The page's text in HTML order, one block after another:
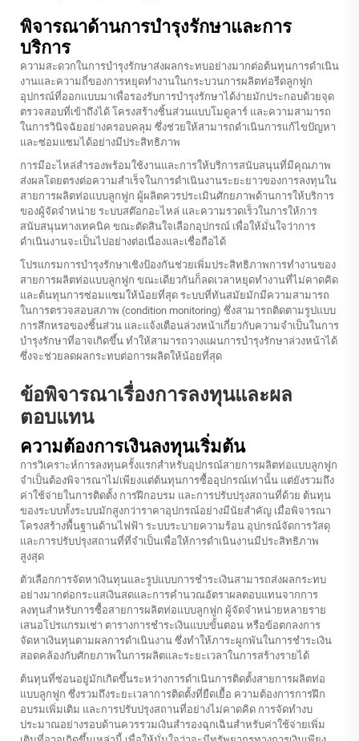
พิจารณาด้านการบำรุงรักษาและการ
บริการ
ความสะดวกในการบำรุงรักษาส่งผลกระทบอย่างมากต่อต้นทุนการดำเนิน
งานและความถี่ของการหยุดทำงานในกระบวนการผลิตท่อรีดลูกฟูก
อุปกรณ์ที่ออกแบบมาเพื่อรองรับการบำรุงรักษาได้ง่ายมักประกอบด้วยจุด
ตรวจสอบที่เข้าถึงได้ โครงสร้างชิ้นส่วนแบบโมดูลาร์ และความสามารถ
ในการวินิจฉัยอย่างครอบคลุม ซึ่งช่วยให้สามารถดำเนินการแก้ไขปัญหา
และซ่อมแซมได้อย่างมีประสิทธิภาพ
การมีอะไหล่สำรองพร้อมใช้งานและการให้บริการสนับสนุนที่มีคุณภาพ
ส่งผลโดยตรงต่อความสำเร็จในการดำเนินงานระยะยาวของการลงทุนใน
สายการผลิตท่อแบบลูกฟูก ผู้ผลิตควรประเมินศักยภาพด้านการให้บริการ
ของผู้จัดจำหน่าย ระบบสต๊อกอะไหล่ และความรวดเร็วในการให้การ
สนับสนุนทางเทคนิค ขณะตัดสินใจเลือกอุปกรณ์ เพื่อให้มั่นใจว่าการ
ดำเนินงานจะเป็นไปอย่างต่อเนื่องและเชื่อถือได้
โปรแกรมการบำรุงรักษาเชิงป้องกันช่วยเพิ่มประสิทธิภาพการทำงานของ
สายการผลิตท่อแบบลูกฟูก ขณะเดียวกันก็ลดเวลาหยุดทำงานที่ไม่คาดคิด
และต้นทุนการซ่อมแซมให้น้อยที่สุด ระบบที่ทันสมัยมักมีความสามารถ
ในการตรวจสอบสภาพ (condition monitoring) ซึ่งสามารถติดตามรูปแบบ
การสึกหรอของชิ้นส่วน และแจ้งเตือนล่วงหน้าเกี่ยวกับความจำเป็นในการ
บำรุงรักษาที่อาจเกิดขึ้น ทำให้สามารถวางแผนการบำรุงรักษาล่วงหน้าได้
ซึ่งจะช่วยลดผลกระทบต่อการผลิตให้น้อยที่สุด
ข้อพิจารณาเรื่องการลงทุนและผล
ตอบแทน
ความต้องการเงินลงทุนเริ่มต้น
การวิเคราะห์การลงทุนครั้งแรกสำหรับอุปกรณ์สายการผลิตท่อแบบลูกฟูก
จำเป็นต้องพิจารณาไม่เพียงแต่ต้นทุนการซื้ออุปกรณ์เท่านั้น แต่ยังรวมถึง
ค่าใช้จ่ายในการติดตั้ง การฝึกอบรม และการปรับปรุงสถานที่ด้วย ต้นทุน
ของระบบทั้งระบบมักสูงกว่าราคาอุปกรณ์อย่างมีนัยสำคัญ เมื่อพิจารณา
โครงสร้างพื้นฐานด้านไฟฟ้า ระบบระบายความร้อน อุปกรณ์จัดการวัสดุ
และการปรับปรุงสถานที่ที่จำเป็นเพื่อให้การดำเนินงานมีประสิทธิภาพ
สูงสุด
ตัวเลือกการจัดหาเงินทุนและรูปแบบการชำระเงินสามารถส่งผลกระทบ
อย่างมากต่อกระแสเงินสดและการคำนวณอัตราผลตอบแทนจากการ
ลงทุนสำหรับการซื้อสายการผลิตท่อแบบลูกฟูก ผู้จัดจำหน่ายหลายราย
เสนอโปรแกรมเช่า ตารางการชำระเงินแบบขั้นตอน หรือข้อตกลงการ
จัดหาเงินทุนตามผลการดำเนินงาน ซึ่งทำให้ภาระผูกพันในการชำระเงิน
สอดคล้องกับศักยภาพในการผลิตและระยะเวลาในการสร้างรายได้
ต้นทุนที่ซ่อนอยู่มักเกิดขึ้นระหว่างการดำเนินการติดตั้งสายการผลิตท่อ
แบบลูกฟูก ซึ่งรวมถึงระยะเวลาการติดตั้งที่ยืดเยื้อ ความต้องการการฝึก
อบรมเพิ่มเติม และการปรับปรุงสถานที่อย่างไม่คาดคิด การจัดทำงบ
ประมาณอย่างรอบด้านควรรวมเงินสำรองฉุกเฉินสำหรับค่าใช้จ่ายเพิ่ม